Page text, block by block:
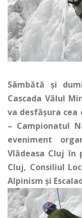
Sâmbătă şi
Cascada Vălul
va desfăşura cea
– Campionatul
eveniment
Vlădeasa Cluj în
Cluj, Consiliul
Alpinism şi